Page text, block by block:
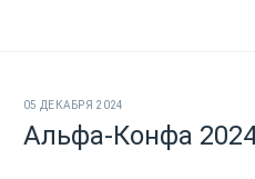
05 ДЕКАБРЯ 2024
Альфа-Конфа